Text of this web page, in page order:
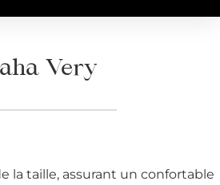
Very
la taille, assurant un confortable